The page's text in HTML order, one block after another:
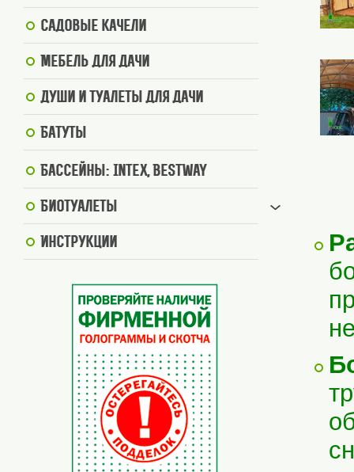
Садовые качели
Мебель для дачи
Души и туалеты для дачи
Батуты
Бассейны: Intex, BestWay
Биотуалеты
Инструкции